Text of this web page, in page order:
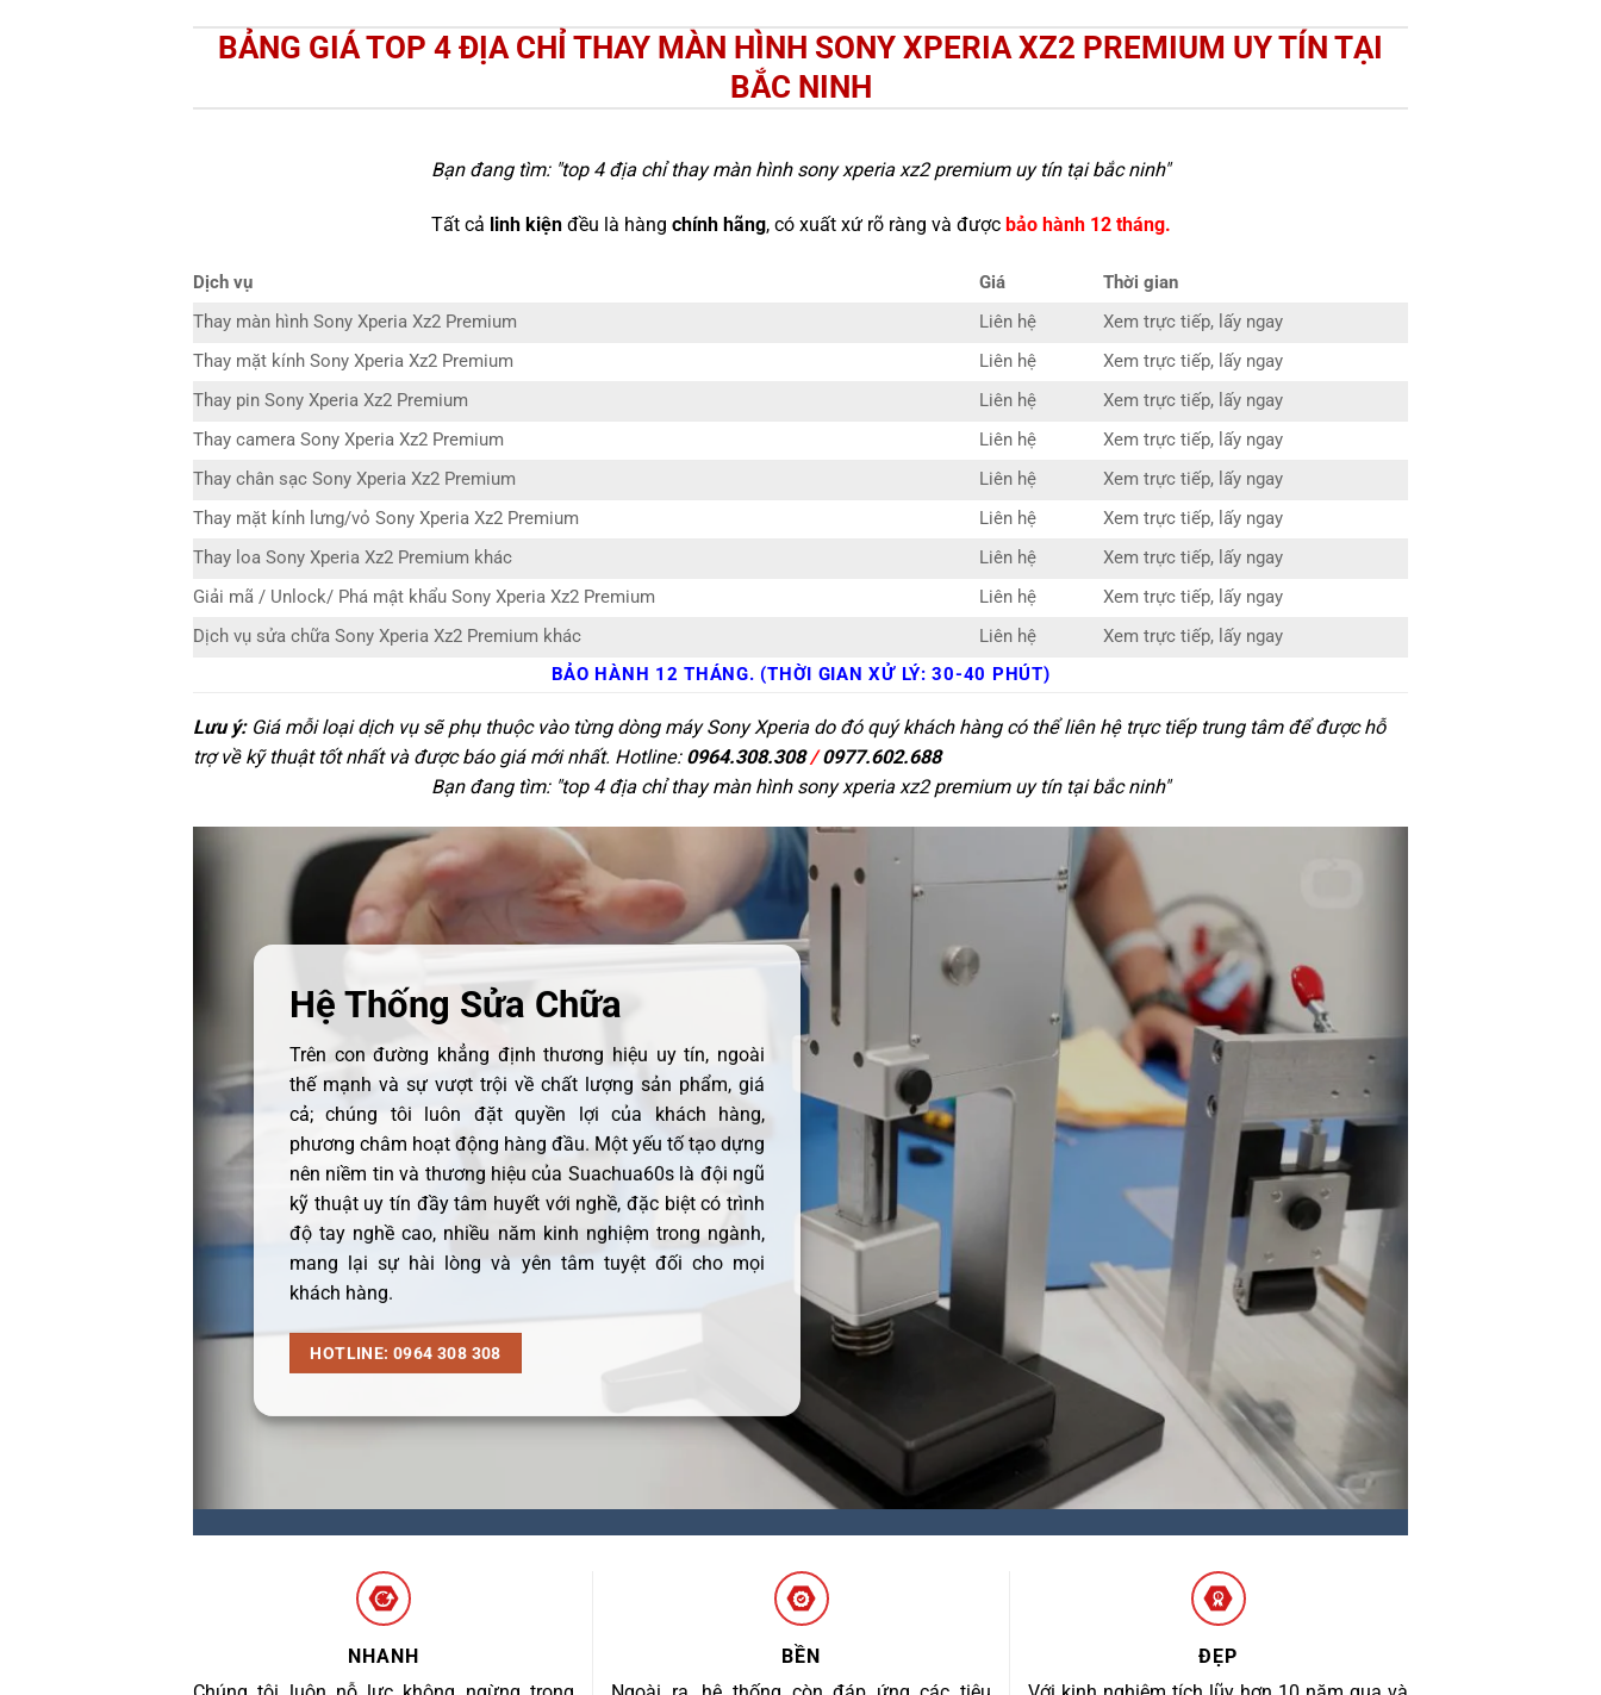
BẢNG GIÁ TOP 4 ĐỊA CHỈ THAY MÀN HÌNH SONY XPERIA XZ2 PREMIUM UY TÍN TẠI
BẮC NINH
Bạn đang tìm: "top 4 địa chỉ thay màn hình sony xperia xz2 premium uy tín tại bắc ninh"
Tất cả linh kiệnđều là hàng chính hãng, có xuất xứ rõ ràng và được bảo hành 12 tháng.
Dịch vụ Giá
Thời gian
Thay màn hình Sony Xperia Xz2 Premium
Liên hệ
Xem trực tiếp, lấy ngay
Thay mặt kính Sony Xperia Xz2 Premium
Liên hệ
Xem trực tiếp, lấy ngay
Thay pin Sony Xperia Xz2 Premium
Liên hệ
Xem trực tiếp, lấy ngay
Thay camera Sony Xperia Xz2 Premium
Liên hệ
Xem trực tiếp, lấy ngay
Thay chân sạc Sony Xperia Xz2 Premium
Liên hệ
Xem trực tiếp, lấy ngay
Thay mặt kính lưng/vỏ Sony Xperia Xz2 Premium
Liên hệ
Xem trực tiếp, lấy ngay
Thay loa Sony Xperia Xz2 Premium khác
Liên hệ
Xem trực tiếp, lấy ngay
Giải mã / Unlock/ Phá mật khẩu Sony Xperia Xz2 Premium
Liên hệ
Xem trực tiếp, lấy ngay
Dịch vụ sửa chữa Sony Xperia Xz2 Premium khác
Liên hệ
Xem trực tiếp, lấy ngay
BẢO HÀNH 12 THÁNG. (THỜI GIAN XỬ LÝ: 30-40 PHÚT)
Lưu ý:Giá mỗi loại dịch vụ sẽ phụ thuộc vào từng dòng máy Sony Xperia do đó quý khách hàng có thể liên hệ trực tiếp trung tâm để được hỗ
trợ về kỹ thuật tốt nhất và được báo giá mới nhất. Hotline: 0964.308.308/0977.602.688
Bạn đang tìm: "top 4 địa chỉ thay màn hình sony xperia xz2 premium uy tín tại bắc ninh"
Hệ Thống Sửa Chữa
Trên con đường khẳng định thương hiệu uy tín, ngoài
thế mạnh và sự vượt trội về chất lượng sản phẩm, giá
cả; chúng tôi luôn đặt quyền lợi của khách hàng,
phương châm hoạt động hàng đầu. Một yếu tố tạo dựng
nên niềm tin và thương hiệu của Suachua60s là đội ngũ
kỹ thuật uy tín đầy tâm huyết với nghề, đặc biệt có trình
độ tay nghề cao, nhiều năm kinh nghiệm trong ngành,
mang lại sự hài lòng và yên tâm tuyệt đối cho mọi
khách hàng.
HOTLINE: 0964 308 308
NHANH
BỀN
ĐẸP